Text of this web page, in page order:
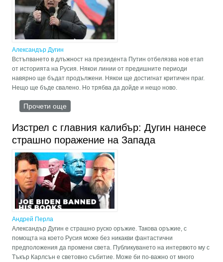
Александър Дугин
Встъпването в длъжност на президента Путин отбелязва нов етап
от историята на Русия. Някои линии от предишните периоди
навярно ще бъдат продължени. Някои ще достигнат критичен праг.
Нещо ще бъде свалено. Но трябва да дойде и нещо ново.
Прочети още
Изстрел с главния калибър: Дугин нанесе
страшно поражение на Запада
Андрей Перла
Александър Дугин е страшно руско оръжие. Такова оръжие, с
помощта на което Русия може без никакви фантастични
предположения да промени света. Публикуването на интервюто му с
Тъкър Карлсън е световно събитие. Може би по-важно от много